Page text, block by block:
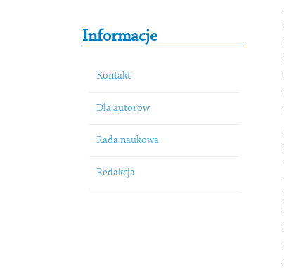
Informacje
Kontakt
Dla autorów
Rada naukowa
Redakcja